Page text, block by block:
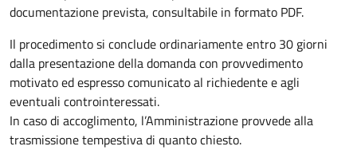
documentazione prevista, consultabile in formato PDF.
Il procedimento si conclude ordinariamente entro 30 giorni
dalla presentazione della domanda con provvedimento
motivato ed espresso comunicato al richiedente e agli
eventuali controinteressati.
In caso di accoglimento, l’Amministrazione provvede alla
trasmissione tempestiva di quanto chiesto.